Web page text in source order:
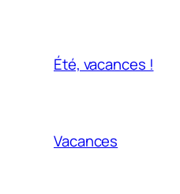
Été, vacances !
Vacances